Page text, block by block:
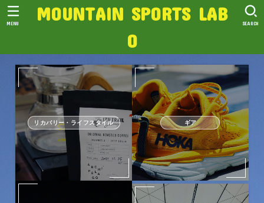
MOUNTAIN SPORTS LAB
O
SEARCH
MENU
リカバリー・ライフスタイル ギア